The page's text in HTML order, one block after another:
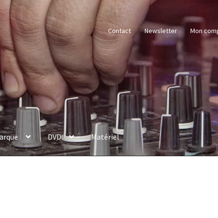
Contact Newsletter Mon
DVD Matériel